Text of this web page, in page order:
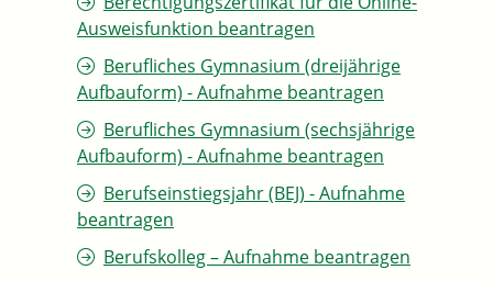
Ausweisfunktion beantragen
Berufliches Gymnasium (dreijährige
Aufbauform) - Aufnahme beantragen
Berufliches Gymnasium (sechsjährige
Aufbauform) - Aufnahme beantragen
Berufseinstiegsjahr (BEJ) - Aufnahme
beantragen
Berufskolleg – Aufnahme beantragen